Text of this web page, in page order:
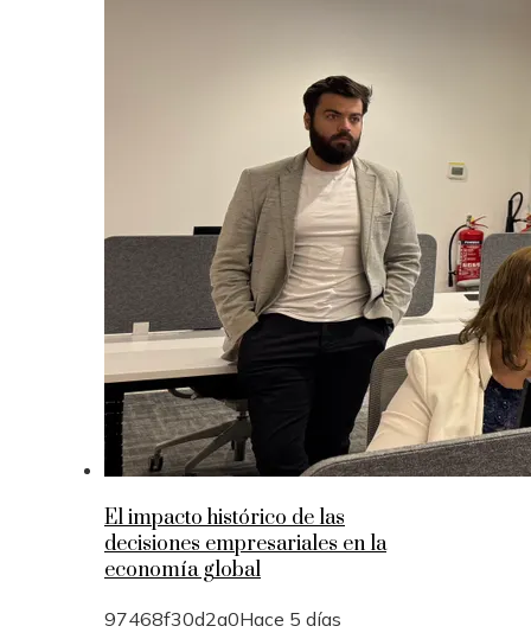
El impacto histórico de las
decisiones empresariales en la
economía global
97468f30d2a0Hace 5 días